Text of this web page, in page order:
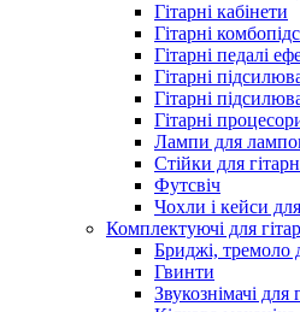
Гітарні кабінети
Гітарні
Гітарні педалі
Гітарні
Гітарні
Гітарні
Лампи для
Стійки для
Футсвіч
Чохли і кейси
Комплектуючі для гітар
Бриджі, тремоло
Гвинти
Звукознімачі для